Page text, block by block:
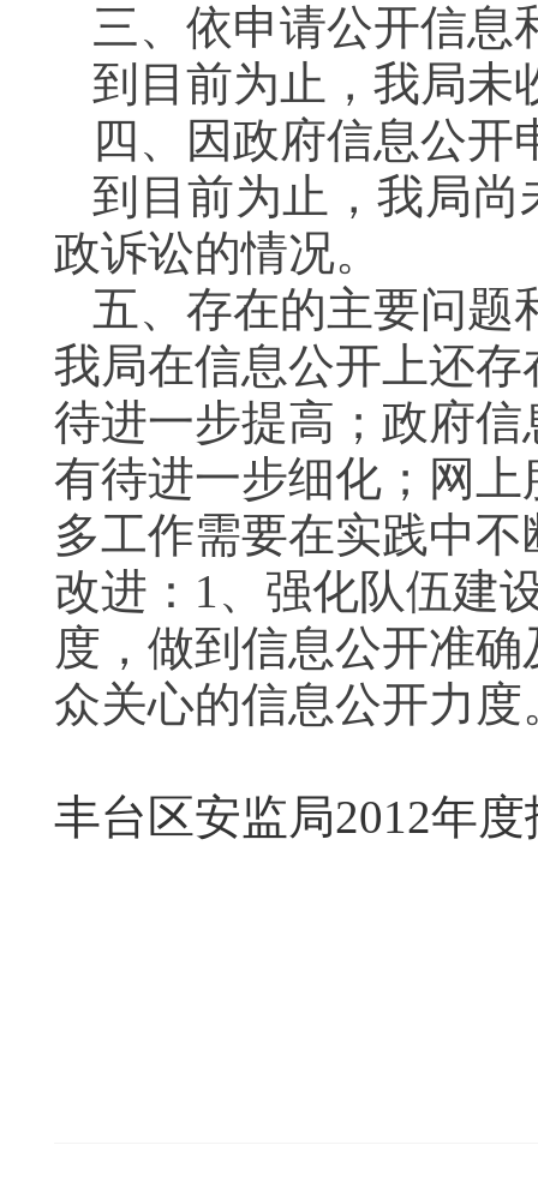
三、依申请公开信息
到目前为止，我局未
四、因政府信息公
到目前为止，我局
政诉讼的情况。
五、存在的主要问题
我局在信息公开上还
待进一步提高；政府
有待进一步细化；网
多工作需要在实践中
改进：1、强化队伍建
度，做到信息公开准
众关心的信息公开力度
丰台区安监局2012年度